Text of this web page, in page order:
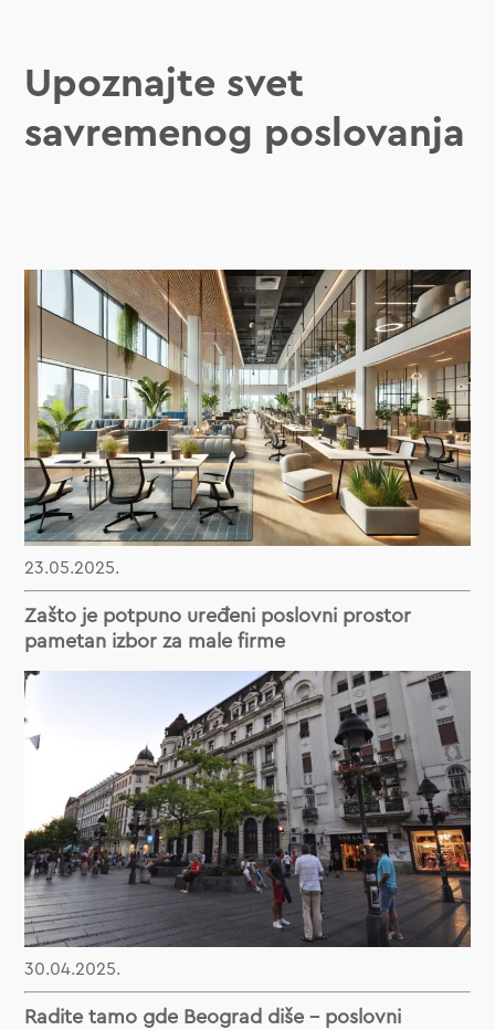
Upoznajte svet
savremenog poslovanja
23.05.2025.
Zašto je potpuno uređeni poslovni prostor
pametan izbor za male firme
30.04.2025.
Radite tamo gde Beograd diše – poslovni